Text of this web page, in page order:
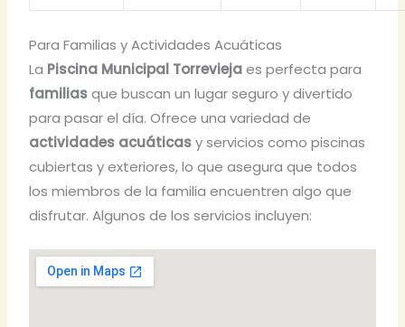
Para Familias y Actividades Acuáticas
La Piscina Municipal Torreviejaes perfecta para
familiasque buscan un lugar seguro y divertido
para pasar el día. Ofrece una variedad de
actividades acuáticasy servicios como piscinas
cubiertas y exteriores, lo que asegura que todos
los miembros de la familia encuentren algo que
disfrutar. Algunos de los servicios incluyen: